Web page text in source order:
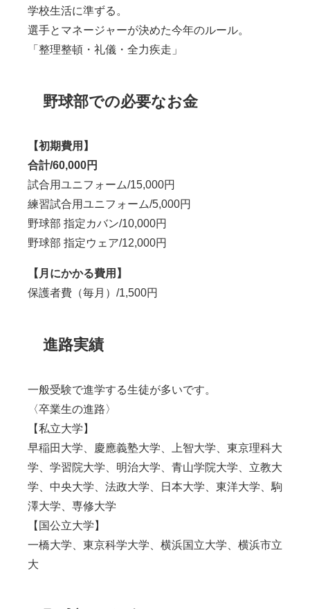
学校生活に準ずる。
選手とマネージャーが決めた今年のルール。
「整理整頓・礼儀・全力疾走」
野球部での必要なお金
【初期費用】
合計/60,000円
試合用ユニフォーム/15,000円
練習試合用ユニフォーム/5,000円
野球部 指定カバン/10,000円
野球部 指定ウェア/12,000円
【月にかかる費用】
保護者費（毎月）/1,500円
進路実績
一般受験で進学する生徒が多いです。
〈卒業生の進路〉
【私立大学】
早稲田大学、慶應義塾大学、上智大学、東京理科大
学、学習院大学、明治大学、青山学院大学、立教大
学、中央大学、法政大学、日本大学、東洋大学、駒
澤大学、専修大学
【国公立大学】
一橋大学、東京科学大学、横浜国立大学、横浜市立
大